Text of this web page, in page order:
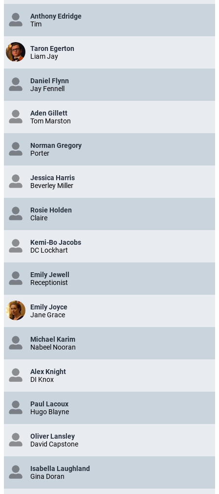
Anthony Edridge
Tim
Taron Egerton
Liam Jay
Daniel Flynn
Jay Fennell
Aden Gillett
Tom Marston
Norman Gregory
Porter
Jessica Harris
Beverley Miller
Rosie Holden
Claire
Kemi-Bo Jacobs
DC Lockhart
Emily Jewell
Receptionist
Emily Joyce
Jane Grace
Michael Karim
Nabeel Nooran
Alex Knight
DI Knox
Paul Lacoux
Hugo Blayne
Oliver Lansley
David Capstone
Isabella Laughland
Gina Doran